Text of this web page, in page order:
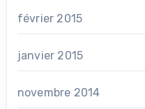
février 2015
janvier 2015
novembre 2014